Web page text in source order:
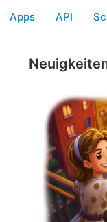
Apps API